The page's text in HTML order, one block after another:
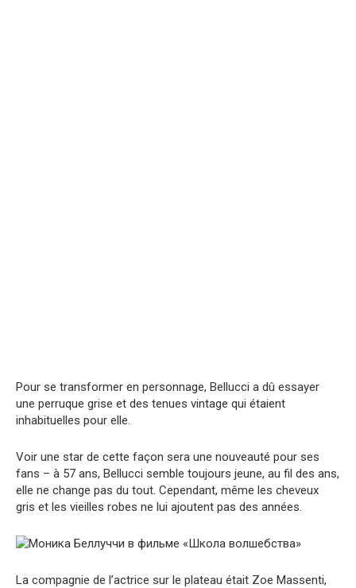
Pour se transformer en personnage, Bellucci a dû essayer
une perruque grise et des tenues vintage qui étaient
inhabituelles pour elle.
Voir une star de cette façon sera une nouveauté pour ses
fans – à 57 ans, Bellucci semble toujours jeune, au fil des ans,
elle ne change pas du tout. Cependant, même les cheveux
gris et les vieilles robes ne lui ajoutent pas des années.
La compagnie de l’actrice sur le plateau était Zoe Massenti,